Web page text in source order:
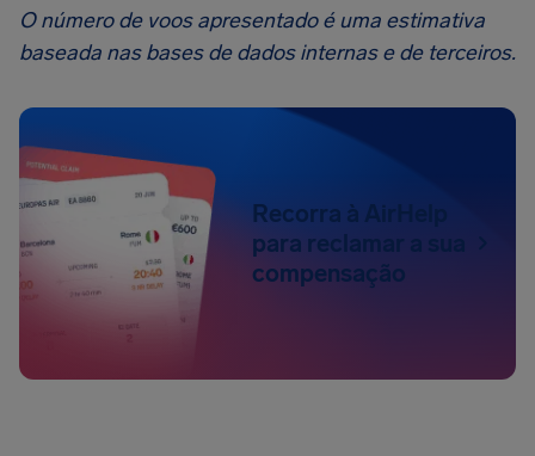
O número de voos apresentado é uma estimativa
baseada nas bases de dados internas e de terceiros.
Recorra à AirHelp
para reclamar a sua
compensação